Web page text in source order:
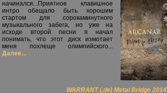
начинался...Приятное клавишное
интро обещало быть хорошим
стартом для сорокаминутного
музыкального забега, но уже на
исходе второй песни я начал
понимать, что этот диск измотает
меня похлеще олимпийского...
Далее...
WARRANT (.de) Metal Bridge 2014